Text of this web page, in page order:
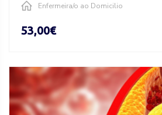
Enfermeira/o ao Domicilio
53,00€